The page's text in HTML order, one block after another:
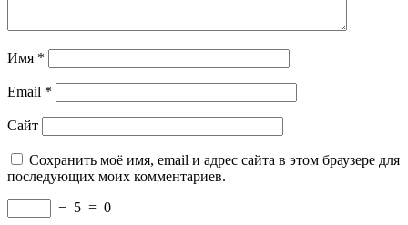
Имя *
Email *
Сайт
Сохранить моё имя, email и адрес сайта в этом браузере для
последующих моих комментариев.
− 5 = 0